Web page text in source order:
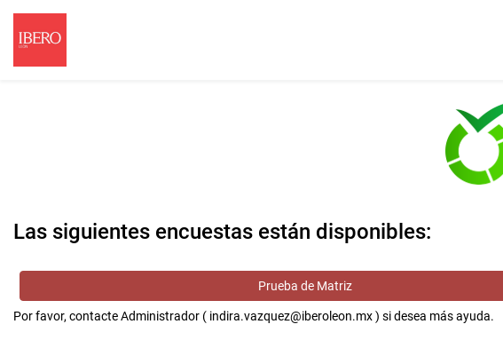
Las siguientes encuestas están disponibles:
Prueba de Matriz
Por favor, contacte Administrador ( indira.vazquez@iberoleon.mx ) si desea más ayuda.